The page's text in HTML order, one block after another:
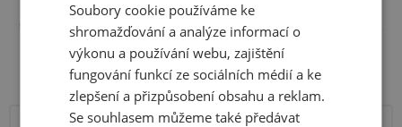
90 tablet
1 tableta denně
Počet dávek v balení:90
Zobrazit celý popis
Soubory cookie používáme ke
shromažďování a analýze informací o
výkonu a používání webu, zajištění
fungování funkcí ze sociálních médií a ke
zlepšení a přizpůsobení obsahu a reklam.
Se souhlasem můžeme také předávat